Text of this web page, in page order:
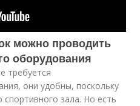
можно проводить
оборудования
требуется
они удобны, поскольку
зала. Но есть